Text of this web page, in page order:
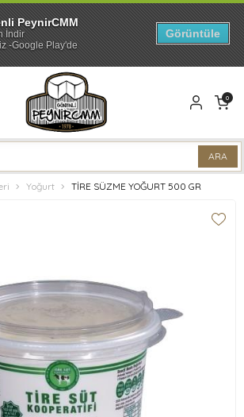
0
Yoğurt TİRE SÜZME YOĞURT 500 GR
PeynirCMM
İndir
-Google Play'de
Görüntüle